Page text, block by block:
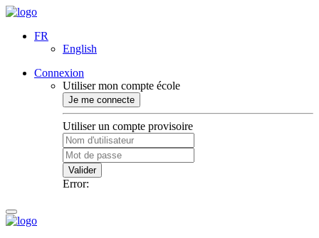
FR
English
Connexion
Utiliser mon compte école
Je me connecte
Utiliser un compte provisoire
Valider
Error: